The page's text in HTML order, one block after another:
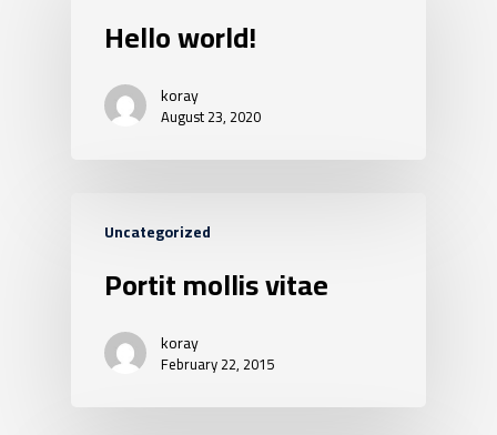
Hello world!
koray
August 23, 2020
Uncategorized
Portit mollis vitae
koray
February 22, 2015